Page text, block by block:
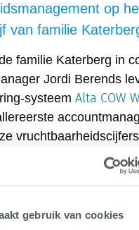
gebruik van cookies
op
van familie
familie Katerberg in
Jordi Berends
systeem Alta COW
in 2023 gestart met